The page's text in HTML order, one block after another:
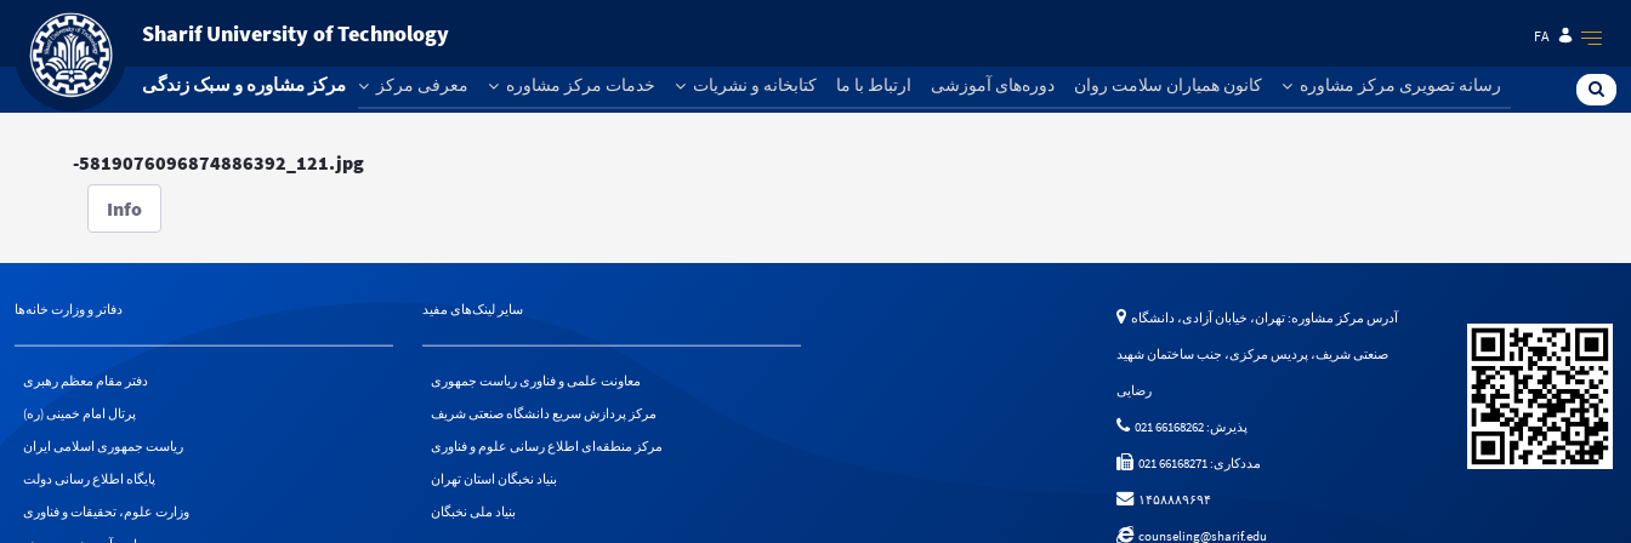
Sharif University of Technology FA
مرکز مشاوره و سبک زندگی معرفی مرکز خدمات مرکز مشاوره کتابخانه و نشریات ارتباط با ما دوره‌های آموزشی کانون همیاران سلامت روان رسانه تصویری مرکز مشاوره
-5819076096874886392_121.jpg
Info
دفاتر و وزارت خانه‌ها
دفتر مقام معظم رهبری
پرتال امام خمینی (ره)
ریاست جمهوری اسلامی ایران
پایگاه اطلاع رسانی دولت
وزارت علوم، تحقیقات و فناوری
سایر لینک‌های مفید
معاونت علمی و فناوری ریاست جمهوری
مرکز پردازش سریع دانشگاه صنعتی شریف
مرکز منطقه‌ای اطلاع رسانی علوم و فناوری
بنیاد نخبگان استان تهران
بنیاد ملی نخبگان
صنعتی شریف، پردیس مرکزی، جنب ساختمان شهید
رضایی
پذیرش: 66168262 021
مددکاری: 66168271 021
۱۴۵۸۸۸۹۶۹۴
counseling@sharif.edu